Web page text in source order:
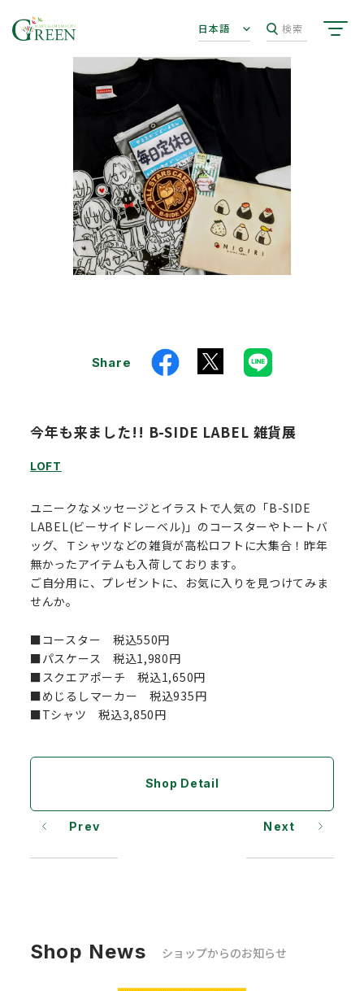
日本語 検索
Share
今年も来ました!! B-SIDE LABEL 雑貨展
LOFT
ユニークなメッセージとイラストで人気の「B-SIDE
LABEL(ビーサイドレーベル)」のコースターやトートバ
ッグ、Ｔシャツなどの雑貨が高松ロフトに大集合！昨年
無かったアイテムも入荷しております。
ご自分用に、プレゼントに、お気に入りを見つけてみま
せんか。
■コースター 税込550円
■パスケース 税込1,980円
■スクエアポーチ 税込1,650円
■めじるしマーカー 税込935円
■Tシャツ 税込3,850円
Shop Detail
Prev Next
Shop News ショップからのお知らせ